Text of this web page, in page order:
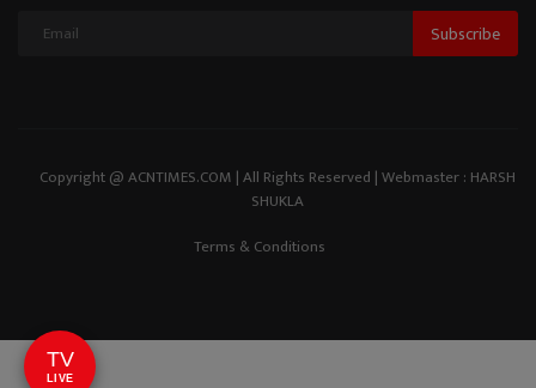
Subscribe
Copyright @ ACNTIMES.COM | All Rights Reserved | Webmaster : HARSH
SHUKLA
Terms & Conditions
TV
LIVE